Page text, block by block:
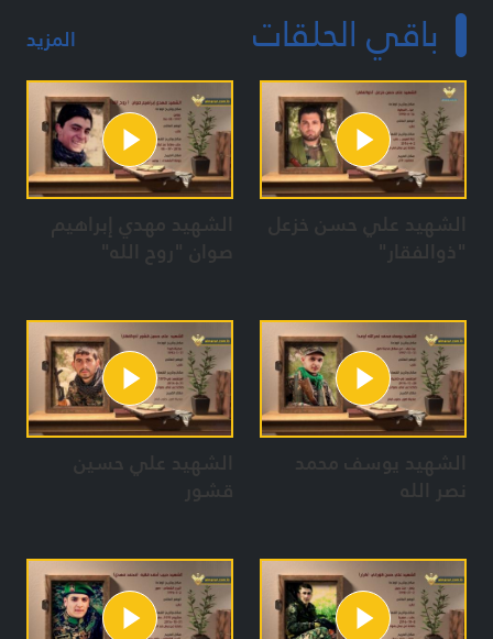
مريم فاضل / ايمان نجم / هناء قصاص / زهرة حجازي
هدى رحمي / منى نور الدين / سارة جابر / هيام رزق
هناء قصاص / سهام حيدورة
باقي الحلقات المزيد
الشهيد علي حسن خزعل
"ذوالفقار"
الشهيد مهدي إبراهيم
صوان "روح الله"
الشهيد يوسف محمد
نصر الله
الشهيد علي حسين
قشور